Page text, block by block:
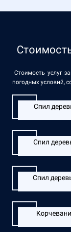
Стоимость услуг
погодных условий,
Спил
Спил
Спил